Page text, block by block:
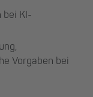
bei KI-
Vorgaben bei